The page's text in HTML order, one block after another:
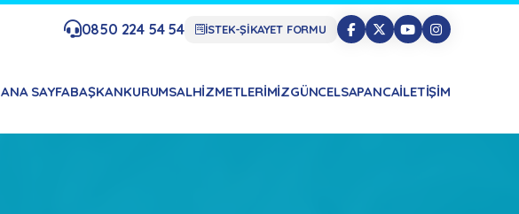
0850 224 54 54 İSTEK-ŞİKAYET FORMU
ANA SAYFABAŞKANKURUMSALHIZMETLERIMIZGÜNCELSAPANCAİLETIŞIM